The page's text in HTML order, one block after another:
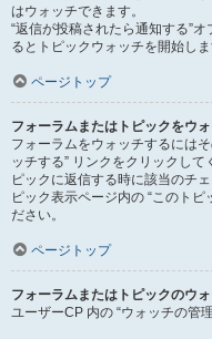
はウォッチできます。
“返信が投稿されたら通知する”
るとトピックウォッチを開始しま
ページトップ
フォーラムまたはトピックをウ
フォーラムをウォッチするには
ッチする” リンクをクリックし
ピックに返信する時に該当のチ
ピック表示ページ内の “このト
ださい。
ページトップ
フォーラムまたはトピックのウ
ユーザーCP 内の “ウォッチの管